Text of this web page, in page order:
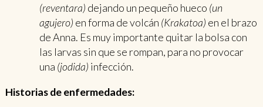
(reventara) dejando un pequeño hueco (un
agujero) en forma de volcán (Krakatoa) en el brazo
de Anna. Es muy importante quitar la bolsa con
las larvas sin que se rompan, para no provocar
una (jodida) infección.
Historias de enfermedades: